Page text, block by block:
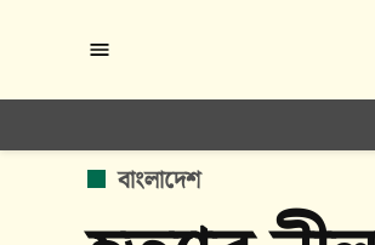
content
POSTED
বাংলাদেশ